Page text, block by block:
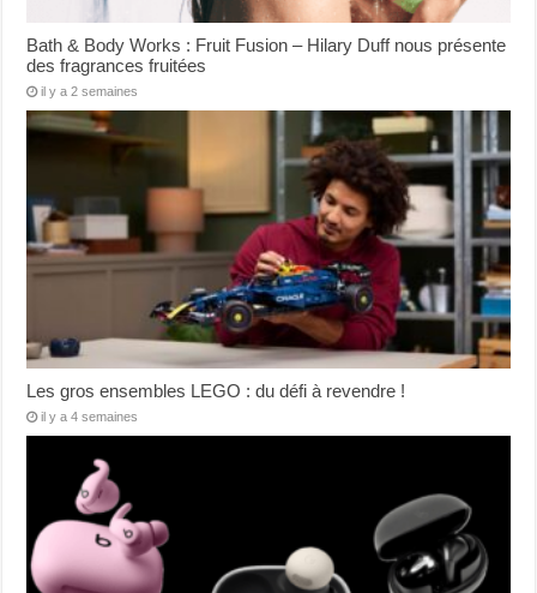
Bath & Body Works : Fruit Fusion – Hilary Duff nous présente
des fragrances fruitées
il y a 2 semaines
Les gros ensembles LEGO : du défi à revendre !
il y a 4 semaines